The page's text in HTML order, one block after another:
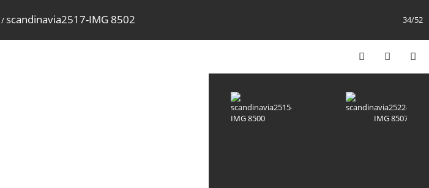
34/52
/ scandinavia2517-IMG 8502